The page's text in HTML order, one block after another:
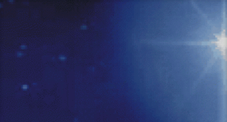
Accéder
au
contenu